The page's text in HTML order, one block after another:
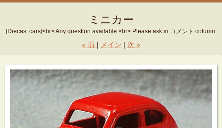
ミニカー
[Diecast cars]<br> Any question available.<br> Please ask in コメント column.
« 前 メイン 次 »